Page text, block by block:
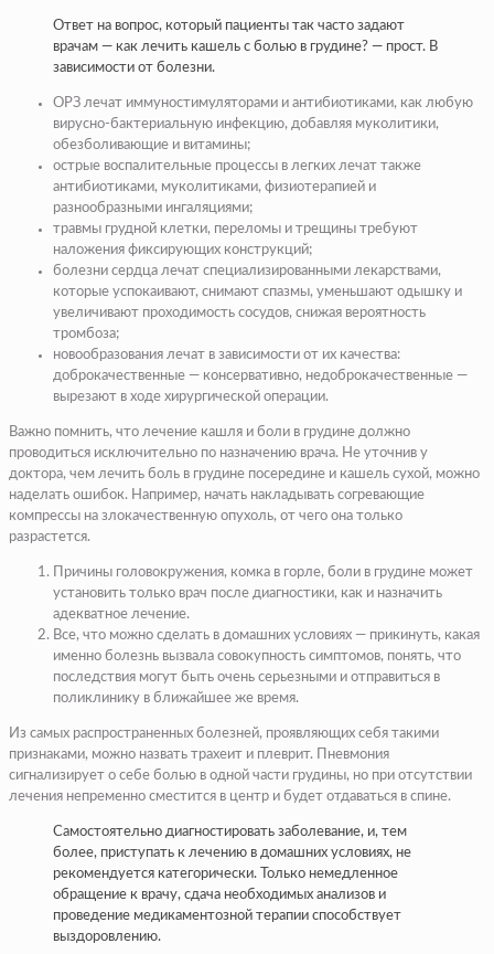
Ответ на вопрос, который пациенты так часто задают
врачам — как лечить кашель с болью в грудине? — прост. В
зависимости от болезни.
ОРЗ лечат иммуностимуляторами и антибиотиками, как любую
вирусно-бактериальную инфекцию, добавляя муколитики,
обезболивающие и витамины;
острые воспалительные процессы в легких лечат также
антибиотиками, муколитиками, физиотерапией и
разнообразными ингаляциями;
травмы грудной клетки, переломы и трещины требуют
наложения фиксирующих конструкций;
болезни сердца лечат специализированными лекарствами,
которые успокаивают, снимают спазмы, уменьшают одышку и
увеличивают проходимость сосудов, снижая вероятность
тромбоза;
новообразования лечат в зависимости от их качества:
доброкачественные — консервативно, недоброкачественные —
вырезают в ходе хирургической операции.
Важно помнить, что лечение кашля и боли в грудине должно
проводиться исключительно по назначению врача. Не уточнив у
доктора, чем лечить боль в грудине посередине и кашель сухой, можно
наделать ошибок. Например, начать накладывать согревающие
компрессы на злокачественную опухоль, от чего она только
разрастется.
Причины головокружения, комка в горле, боли в грудине может
установить только врач после диагностики, как и назначить
адекватное лечение.
Все, что можно сделать в домашних условиях — прикинуть, какая
именно болезнь вызвала совокупность симптомов, понять, что
последствия могут быть очень серьезными и отправиться в
поликлинику в ближайшее же время.
Из самых распространенных болезней, проявляющих себя такими
признаками, можно назвать трахеит и плеврит. Пневмония
сигнализирует о себе болью в одной части грудины, но при отсутствии
лечения непременно сместится в центр и будет отдаваться в спине.
Самостоятельно диагностировать заболевание, и, тем
более, приступать к лечению в домашних условиях, не
рекомендуется категорически. Только немедленное
обращение к врачу, сдача необходимых анализов и
проведение медикаментозной терапии способствует
выздоровлению.